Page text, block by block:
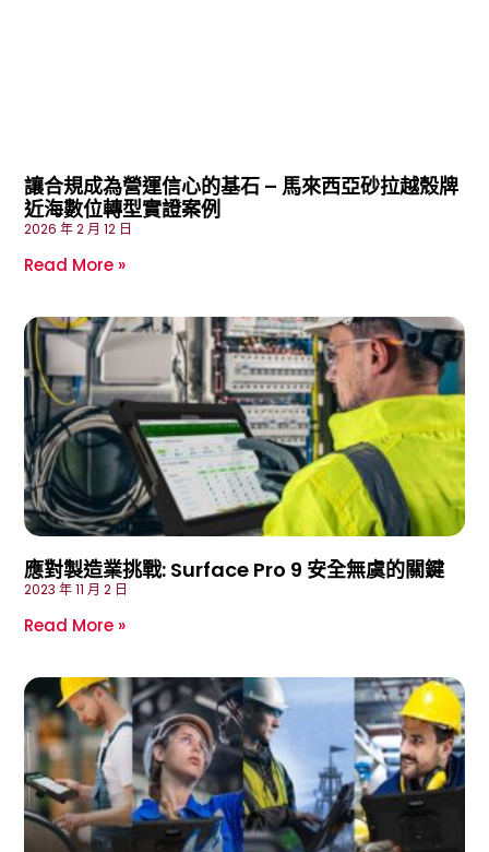
讓合規成為營運信心的基石 – 馬來西亞砂拉越殼牌
近海數位轉型實證案例
2026 年 2 月 12 日
Read More »
應對製造業挑戰: Surface Pro 9 安全無虞的關鍵
2023 年 11 月 2 日
Read More »